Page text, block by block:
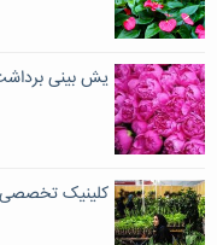
یش بینی برداشت ۱۵۰ تن گل محمدی در نی‌ریز
کلینیک تخصصی